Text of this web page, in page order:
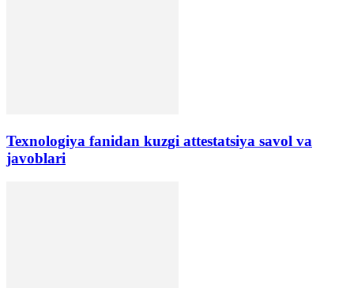
Texnologiya fanidan kuzgi attestatsiya savol va
javoblari